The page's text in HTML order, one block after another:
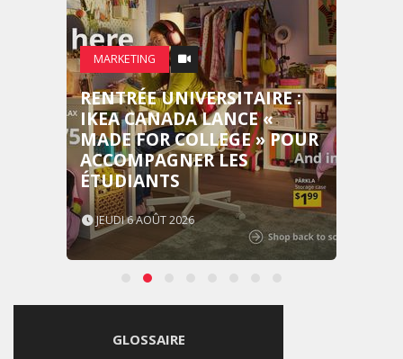
MARKETING
RENTRÉE UNIVERSITAIRE :
IKEA CANADA LANCE «
MADE FOR COLLEGE » POUR
ACCOMPAGNER LES
ÉTUDIANTS
JEUDI 6 AOÛT 2026
GLOSSAIRE